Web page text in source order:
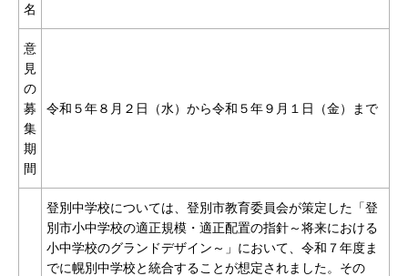
名
意
見
の
募
集
期
間
令和５年８月２日（水）から令和５年９月１日（金）まで
登別中学校については、登別市教育委員会が策定した「登
別市小中学校の適正規模・適正配置の指針～将来における
小中学校のグランドデザイン～」において、令和７年度ま
でに幌別中学校と統合することが想定されました。その